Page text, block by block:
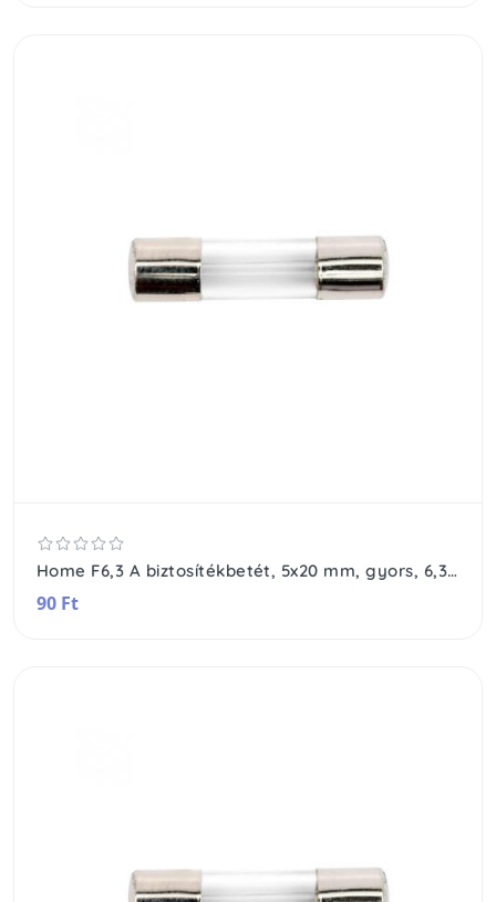
Home F6,3 A biztosítékbetét, 5x20 mm, gyors, 6,3 A
90 Ft